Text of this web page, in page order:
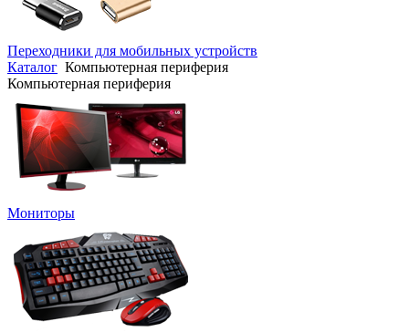
Переходники для мобильных устройств
Каталог Компьютерная периферия
Компьютерная периферия
Мониторы